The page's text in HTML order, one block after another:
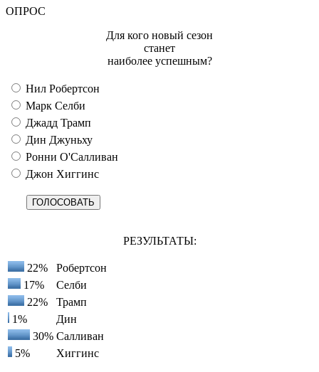
ОПРОС
Для кого новый сезон
станет
наиболее успешным?
Нил Робертсон
Марк Селби
Джадд Трамп
Дин Джуньху
Ронни О'Салливан
Джон Хиггинс
РЕЗУЛЬТАТЫ:
22%
Робертсон
17%
Селби
22%
Трамп
1%
Дин
30% Салливан
5%
Хиггинс